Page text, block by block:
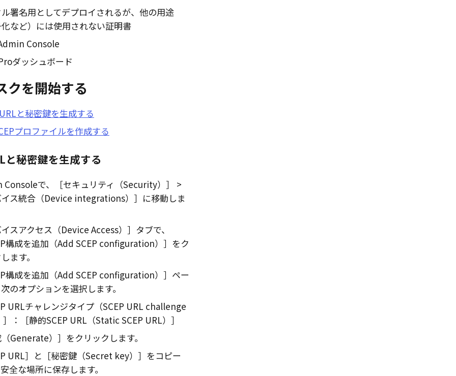
署名用としてデプロイされるが、他の用途
など）には使用されない証明書
Console
ダッシュボード
クを開始する
と秘密鍵を生成する
プロファイルを作成する
と秘密鍵を生成する
Consoleで、
セキュリティ（Security）
ス統合（Device integrations）
に移動しま
スアクセス（Device Access）
タブで、
構成を追加（Add SCEP configuration）
をク
ます。
構成を追加（Add SCEP configuration）
ペー
のオプションを選択します。
URLチャレンジタイプ（SCEP URL challenge
：
静的SCEP URL（Static SCEP URL）
Generate）
をクリックします。
URL
と 秘密鍵（Secret key）
をコピー
全な場所に保存します。